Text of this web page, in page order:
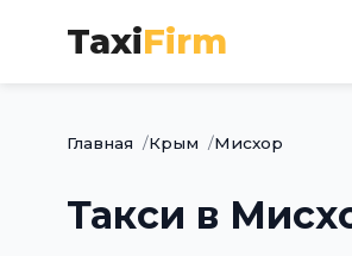
TaxiFirm
Главная Крым Мисхор
Такси в